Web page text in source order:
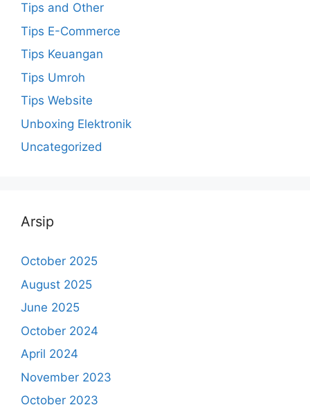
Tips and Other
Tips E-Commerce
Tips Keuangan
Tips Umroh
Tips Website
Unboxing Elektronik
Uncategorized
Arsip
October 2025
August 2025
June 2025
October 2024
April 2024
November 2023
October 2023